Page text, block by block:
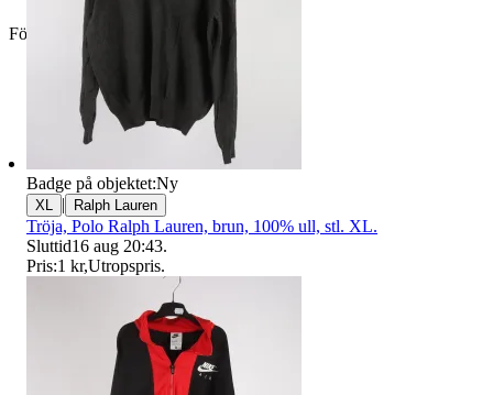
Företag
Badge på objektet:Ny
XL | Ralph Lauren
Tröja, Polo Ralph Lauren, brun, 100% ull, stl. XL.
Sluttid16 aug 20:43.
Pris:1 kr,Utropspris.